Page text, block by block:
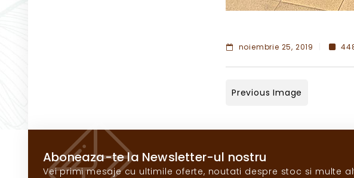
noiembrie 25, 2019
Previous Image
Aboneaza-te la Newsletter-ul nostru
Vei primi mesaje cu ultimile oferte, noutati despre stoc si multe